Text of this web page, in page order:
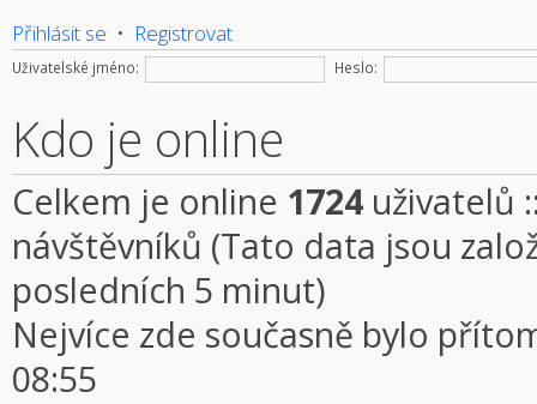
Přihlásit se • Registrovat
Uživatelské jméno: Heslo:
Kdo je online
Celkem je online 1724 uživatelů
návštěvníků (Tato data jsou
posledních 5 minut)
Nejvíce zde současně bylo
08:55